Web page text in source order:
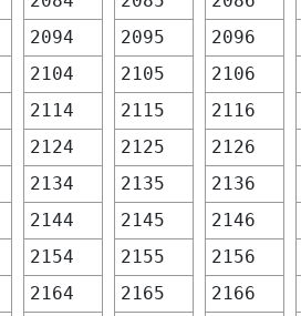
2094 2095
2096
2104 2105
2106
2114 2115
2116
2124 2125
2126
2134 2135
2136
2144 2145
2146
2154 2155
2156
2164 2165
2166